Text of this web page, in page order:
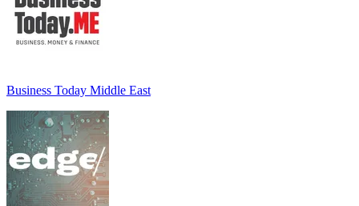
Business Today Middle East